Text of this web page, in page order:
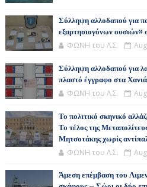
Σύλληψη αλλοδαπού για
εξαρτησιογόνων
ΦΩΝΗ του Λ.Σ.
Σύλληψη αλλοδαπού για
πλαστό έγγραφο στα Χανιά
ΦΩΝΗ του Λ.Σ.
Το πολιτικό σκηνικό
Το τέλος της
Μητσοτάκης χωρίς
ΦΩΝΗ του Λ.Σ.
Άμεση επέμβαση του